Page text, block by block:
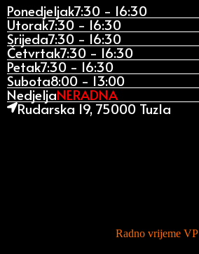
Ponedjeljak7:30 - 16:30
Utorak7:30 - 16:30
Srijeda7:30 - 16:30
Četvrtak7:30 - 16:30
Petak7:30 - 16:30
Subota8:00 - 13:00
NedjeljaNERADNA
Rudarska 19, 75000 Tuzla
Radno vrijeme VP